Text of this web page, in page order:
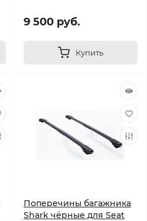
9 500 руб.
Купить
Поперечины багажника
Shark чёрные для Seat